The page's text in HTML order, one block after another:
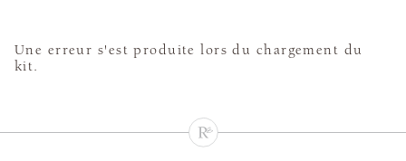
Une erreur s'est produite lors du chargement du
kit.